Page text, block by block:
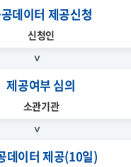
데이터 제공신청
신청인
제공여부 심의
소관기관
데이터 제공(10일)